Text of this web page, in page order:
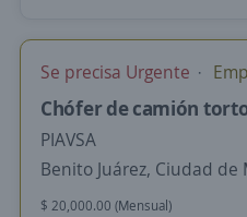
Se precisa Urgente
Chófer de camión
PIAVSA
Benito Juárez, Ciudad de
$ 20,000.00 (Mensual)